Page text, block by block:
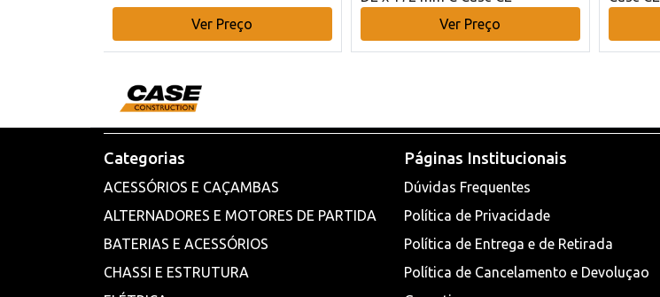
Ver Preço
Ver Preço
Categorias
ACESSÓRIOS E CAÇAMBAS
ALTERNADORES E MOTORES DE PARTIDA
BATERIAS E ACESSÓRIOS
CHASSI E ESTRUTURA
Páginas Institucionais
Dúvidas Frequentes
Política de Privacidade
Política de Entrega e de Retirada
Política de Cancelamento e Devoluçao